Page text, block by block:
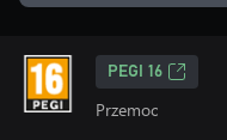
PEGI 16
Przemoc